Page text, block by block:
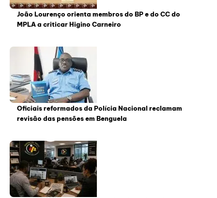
João Lourenço orienta membros do BP e do CC do
MPLA a criticar Higino Carneiro
Oficiais reformados da Polícia Nacional reclamam
revisão das pensões em Benguela